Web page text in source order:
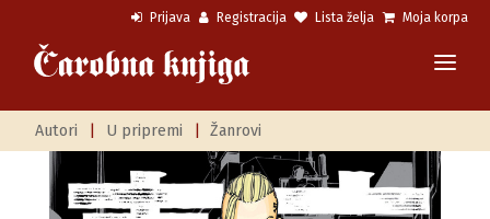
Prijava Registracija Lista želja Moja korpa
Autori U pripremi Žanrovi